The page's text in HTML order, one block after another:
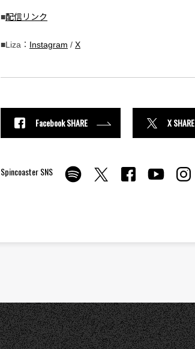
■配信リンク
■Liza： Instagram / X
Facebook SHARE X SHARE
Spincoaster SNS